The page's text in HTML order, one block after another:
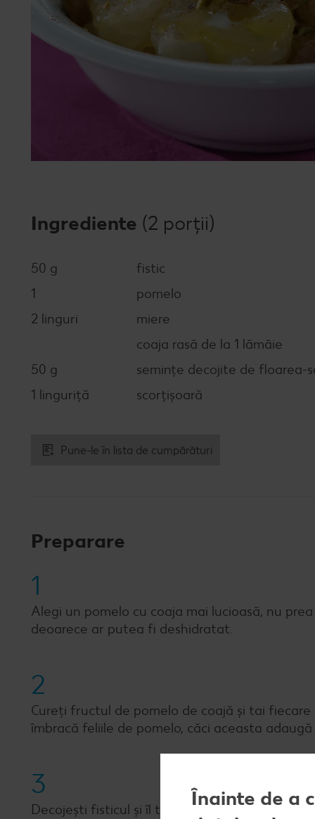
Ingrediente (2 porții)
50 g
fistic
1
pomelo
2 linguri
miere
coaja rasă de la 1 lămâie
50 g
semințe decojite de floarea-
1 linguriță
scorțișoară
Pune-le în lista de cumpărături
Preparare
1
Alegi un pomelo cu coaja mai lucioasă, nu
deoarece ar putea fi deshidratat.
2
Cureți fructul de pomelo de coajă și tai
îmbracă feliile de pomelo, căci aceasta
3
Decojești fisticul și îl toci. Amesteci într-un
Înainte de a